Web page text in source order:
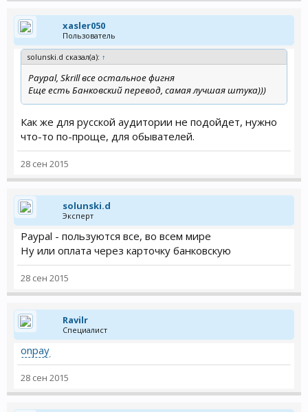
xasler050
Пользователь
solunski.d сказал(а): ↑
Paypal, Skrill все остальное фигня
Еще есть Банковский перевод, самая лучшая штука)))
Как же для русской аудитории не подойдет, нужно
что-то по-проще, для обывателей.
28 сен 2015
solunski.d
Эксперт
Paypal - пользуются все, во всем мире
Ну или оплата через карточку банковскую
28 сен 2015
Ravilr
Специалист
onpay
28 сен 2015